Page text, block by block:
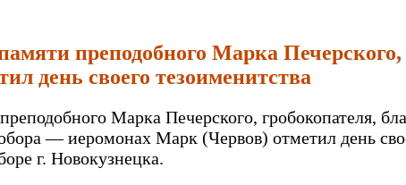
Новокузнецкпреподобного Марка
день своего тезоименитства
Марка Печерского, гробокопателя,
— иеромонах Марк (Червов) отметил день
г. Новокузнецка.